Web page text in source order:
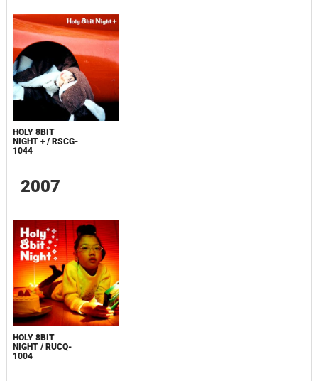
HOLY 8BIT
NIGHT + / RSCG-
1044
2007
HOLY 8BIT
NIGHT / RUCQ-
1004